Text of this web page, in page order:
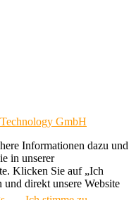
GmbH
Informationen dazu und
in unserer
Klicken Sie auf „Ich
direkt unsere Website